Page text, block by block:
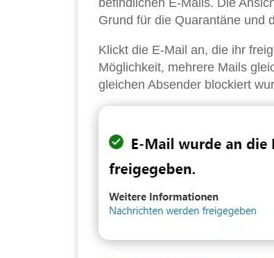
befindlichen E-Mails. Die
Grund für die Quarantäne und
Klickt die E-Mail an, die ihr
Möglichkeit, mehrere Mails
gleichen Absender blockiert